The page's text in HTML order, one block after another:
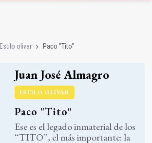
Estilo olivar Paco "Tito"
Juan José Almagro
ESTILO OLIVAR
Paco "Tito"
Ese es el legado inmaterial de los
“TITO”, el más importante: la